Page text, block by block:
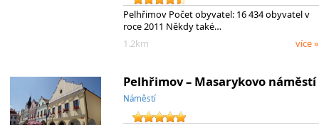
Pelhřimov Počet obyvatel: 16 434 obyvatel v
roce 2011 Někdy také…
1.2km
více »
Pelhřimov – Masarykovo náměstí
Náměstí